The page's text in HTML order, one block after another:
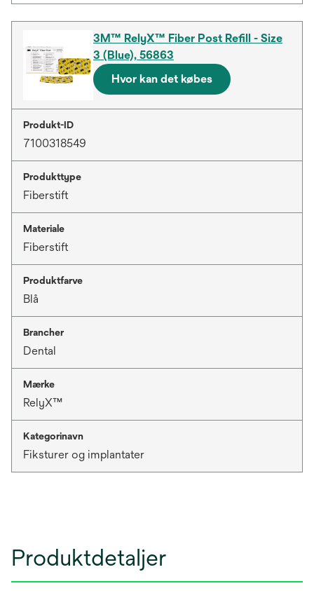
3M™ RelyX™ Fiber Post Refill - Size
3 (Blue), 56863
Hvor kan det købes
Produkt-ID
7100318549
Produkttype
Fiberstift
Materiale
Fiberstift
Produktfarve
Blå
Brancher
Dental
Mærke
RelyX™
Kategorinavn
Fiksturer og implantater
Produktdetaljer